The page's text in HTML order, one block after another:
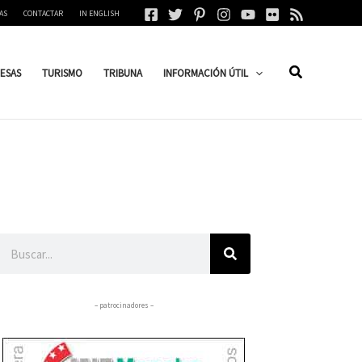
CONTACTAR IN ENGLISH
TURISMO TRIBUNA INFORMACIÓN ÚTIL
– patrocinadores –